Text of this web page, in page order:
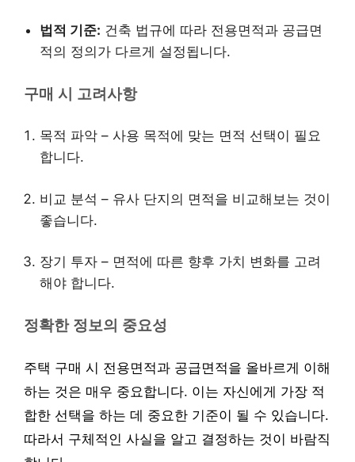
법적 기준: 건축 법규에 따라 전용면적과 공급면
적의 정의가 다르게 설정됩니다.
구매 시 고려사항
목적 파악 – 사용 목적에 맞는 면적 선택이 필요
합니다.
비교 분석 – 유사 단지의 면적을 비교해보는 것이
좋습니다.
장기 투자 – 면적에 따른 향후 가치 변화를 고려
해야 합니다.
정확한 정보의 중요성
주택 구매 시 전용면적과 공급면적을 올바르게 이해
하는 것은 매우 중요합니다. 이는 자신에게 가장 적
합한 선택을 하는 데 중요한 기준이 될 수 있습니다.
따라서 구체적인 사실을 알고 결정하는 것이 바람직